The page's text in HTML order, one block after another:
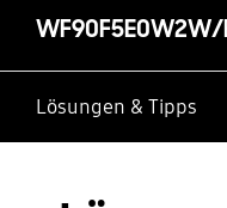
WF90F5E0W2W/
Lösungen & Tipps